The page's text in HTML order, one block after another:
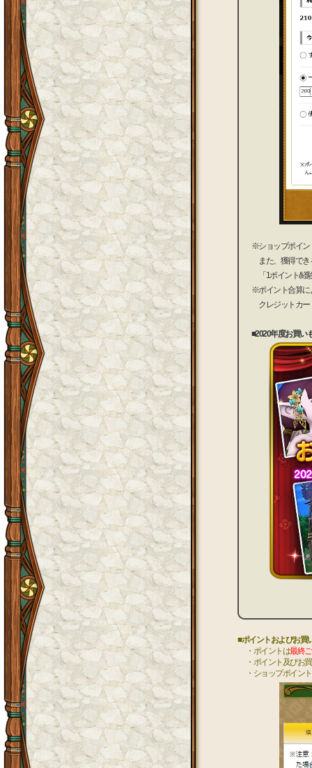
※ショップポイン
また、獲得でき
「1ポイント/経
※ポイント合算に
クレジットカー
■2020年度お買い
■ポイントおよびお買
・ポイントは最終
・ポイント及びお
・ショップポイン